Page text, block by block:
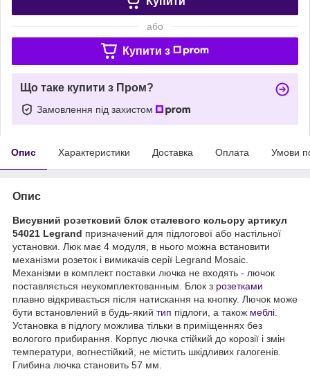
або
Купити з
Що таке купити з Пром?
Замовлення під захистом
Опис Характеристики Доставка Оплата Умови
Опис
Висувний розетковий блок сталевого кольору артикул
54021 Legrand призначений для підлогової або настільної
установки. Люк має 4 модуля, в нього можна встановити
механізми розеток і вимикачів серії Legrand Mosaic.
Механізми в комплект поставки лючка не входять - лючок
поставляється неукомплектованным. Блок з розетками
плавно відкривається після натискання на кнопку. Лючок може
бути встановлений в будь-який тип підлоги, а також меблі
Установка в підлогу можлива тільки в приміщеннях без
вологого прибирання. Корпус лючка стійкий до корозії і змін
температури, вогнестійкий, не містить шкідливих галогенів.
Глибина лючка становить 57 мм.